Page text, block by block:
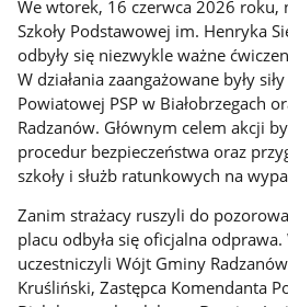
We wtorek, 16 czerwca 2026 roku,
Szkoły Podstawowej im. Henryka
odbyły się niezwykle ważne
W działania zaangażowane były
Powiatowej PSP w Białobrzegach
Radzanów. Głównym celem akcji
procedur bezpieczeństwa oraz
szkoły i służb ratunkowych na
Zanim strażacy ruszyli do
placu odbyła się oficjalna
uczestniczyli Wójt Gminy
Kruśliński, Zastępca Komendanta